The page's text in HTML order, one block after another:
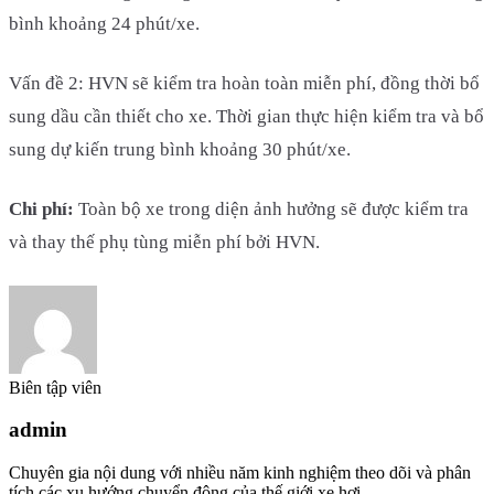
bình khoảng 24 phút/xe.
Vấn đề 2: HVN sẽ kiểm tra hoàn toàn miễn phí, đồng thời bổ
sung dầu cần thiết cho xe. Thời gian thực hiện kiểm tra và bổ
sung dự kiến trung bình khoảng 30 phút/xe.
Chi phí: Toàn bộ xe trong diện ảnh hưởng sẽ được kiểm tra
và thay thế phụ tùng miễn phí bởi HVN.
Biên tập viên
admin
Chuyên gia nội dung với nhiều năm kinh nghiệm theo dõi và phân